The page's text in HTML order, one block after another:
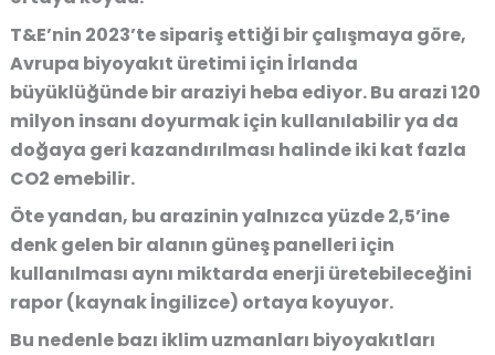
T&E’nin 2023’te sipariş ettiği bir çalışmaya göre,
Avrupa biyoyakıt üretimi için İrlanda
büyüklüğünde bir araziyi heba ediyor. Bu arazi 120
milyon insanı doyurmak için kullanılabilir ya da
doğaya geri kazandırılması halinde iki kat fazla
CO2 emebilir.
Öte yandan, bu arazinin yalnızca yüzde 2,5’ine
denk gelen bir alanın güneş panelleri için
kullanılması aynı miktarda enerji üretebileceğini
rapor (kaynak İngilizce) ortaya koyuyor.
Bu nedenle bazı iklim uzmanları biyoyakıtları